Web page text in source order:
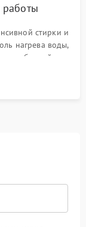
работы
стирки и
нагрева воды,
вибраций,